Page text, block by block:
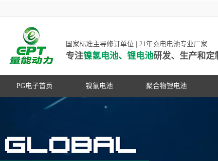
国家标准主导修订单位 | 21年充电电池专业厂家
专注镍氢电池、锂电池研发、生产和定
PG电子首页 镍氢电池 聚合物锂电池
高容量镍氢电池
超低自放电镍氢电池